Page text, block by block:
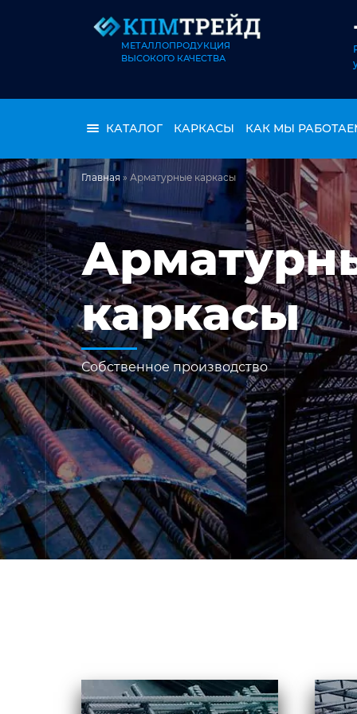
МЕТАЛЛОПРОДУКЦИЯ
ВЫСОКОГО КАЧЕСТВА
КАТАЛОГ КАРКАСЫ КАК МЫ
Главная » Арматурные каркасы
каркасы
Собственное производство
Армирование
При